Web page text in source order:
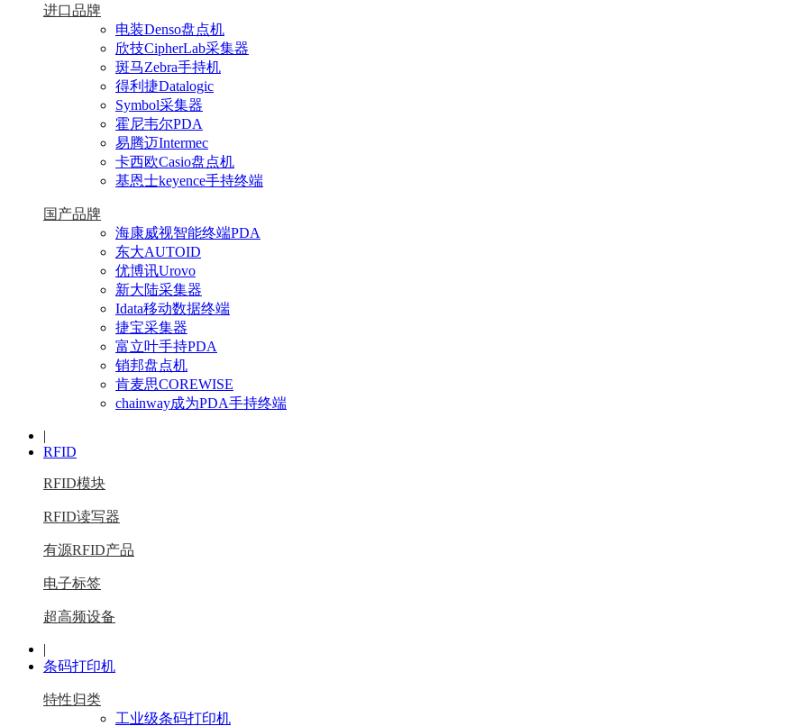
进口品牌
电装Denso盘点机
欣技CipherLab采集器
斑马Zebra手持机
得利捷Datalogic
Symbol采集器
霍尼韦尔PDA
易腾迈Intermec
卡西欧Casio盘点机
基恩士keyence手持终端
国产品牌
海康威视智能终端PDA
东大AUTOID
优博讯Urovo
新大陆采集器
Idata移动数据终端
捷宝采集器
富立叶手持PDA
销邦盘点机
肯麦思COREWISE
chainway成为PDA手持终端
|
RFID
RFID模块
RFID读写器
有源RFID产品
电子标签
超高频设备
|
条码打印机
特性归类
工业级条码打印机